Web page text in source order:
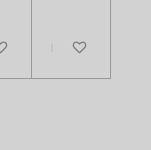
Warenkorb
In den